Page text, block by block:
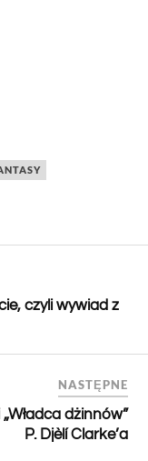
czyli wywiad z
NASTĘPNE
dżinnów”
P. Djèlí Clarke’a